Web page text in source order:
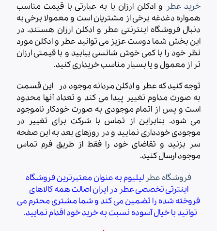
خرید عطر و ادکلن ارزان یا به عبارتی با قیمت مناسب
همواره دغدغه برخی از مشتریان است و معمولا برخی به
دنبال فروشگاه اینترنتی عطر و ادکلن ارزان هستند. در
این بخش شما دوست عزیز می توانید عطر و ادکلن مورد
نظر خود را با کمی خوش شانسی بیابید و با قیمتی ارزان
تر از معمول و یا بسیار مناسب خریداری کنید.
توجه کنید که عطر و ادکلن مردانه موجود در این قسمت
به صورت مداوم تغییر پیدا می کند و تعداد آنها محدود
است و پس از اتمام موجودی به صورت خودکار ناموجود
می شود. بنابراین از تماس با شرکت برای تغییر در
موجودی خودداری نمایید و در روزهای بعد به این صفحه
سر بزنید و تقاضای خود را فقط از طریق فرم تماس
موجود ارسال کنید.
فروشگاه عطر لیلیوم به عنوان معتبرترین فروشگاه
اینترتی تخصصی عطر در ایران اصالت همه کالاهای
فروخته شده را تضمین می کند و شما مشتری محترم می
توانید با خیال آسوده نسبت به خرید خود اقدام نمایید.